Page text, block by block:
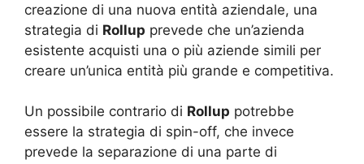
creazione di una nuova entità aziendale, una
strategia di Rollup prevede che un’azienda
esistente acquisti una o più aziende simili per
creare un’unica entità più grande e competitiva.
Un possibile contrario di Rollup potrebbe
essere la strategia di spin-off, che invece
prevede la separazione di una parte di